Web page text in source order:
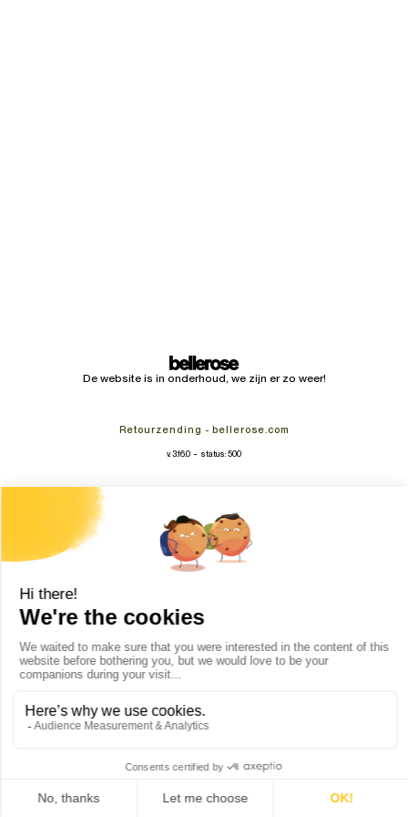
De website is in onderhoud, we zijn er zo weer!
Retourzending - bellerose.com
v. 3.16.0 - status: 500